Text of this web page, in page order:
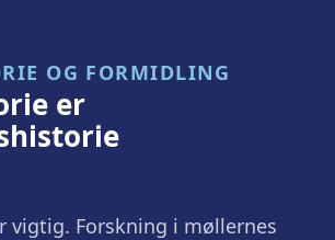
OG FORMIDLING
er
vigtig. Forskning i møllernes